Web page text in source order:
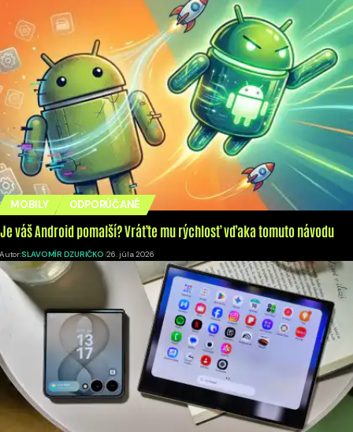
MOBILY ODPORÚČANÉ
Je váš Android pomalší? Vráťte mu rýchlosť vďaka tomuto návodu
Autor:SLAVOMÍR DZURIČKO 26. júla 2026